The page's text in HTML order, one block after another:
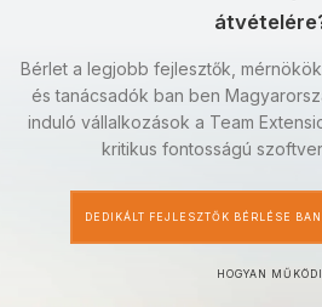
Bérlet a legjobb fejlesztők,
és tanácsadók ban ben
induló vállalkozások a Team
kritikus fontosságú
DEDIKÁLT FEJLESZTŐK BÉRLÉSE
HOGYAN